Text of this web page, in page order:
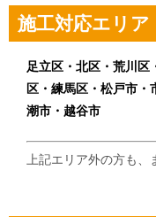
ゲ
ー
施工対応エリア
足立区・北区・荒川区
区・練馬区・松戸市・
潮市・越谷市
上記エリア外の方も、